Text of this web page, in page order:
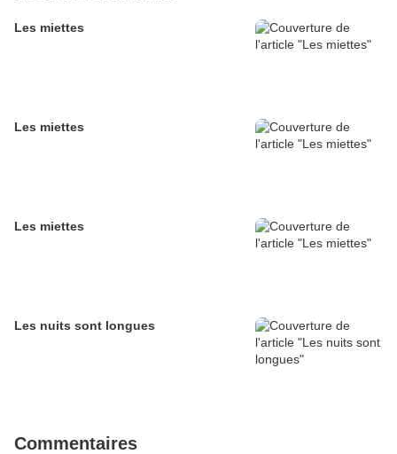
Les miettes
Les miettes
Les miettes
Les nuits sont longues
Commentaires